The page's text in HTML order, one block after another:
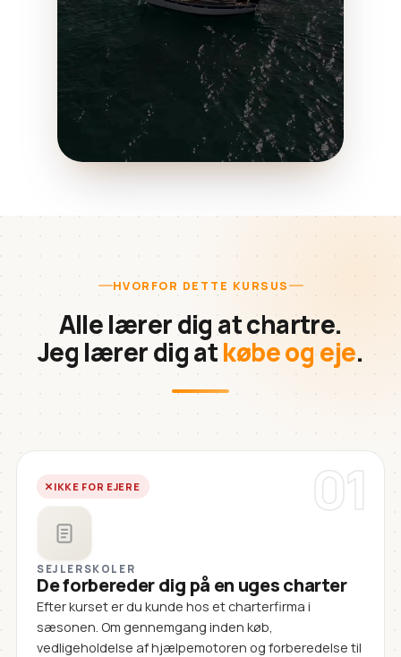
HVORFOR DETTE KURSUS
Alle lærer dig at chartre.
Jeg lærer dig atkøbe og eje.
01
IKKE FOR EJERE
SEJLERSKOLER
De forbereder dig på en uges charter
Efter kurset er du kunde hos et charterfirma i
sæsonen. Om gennemgang inden køb,
vedligeholdelse af hjælpemotoren og forberedelse til